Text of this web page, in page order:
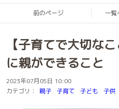
前のページ 一覧
【子育てで大切な
に親ができること
2023年07月05日 10:00
カテゴリ：
親子 子育て 子ども 子供